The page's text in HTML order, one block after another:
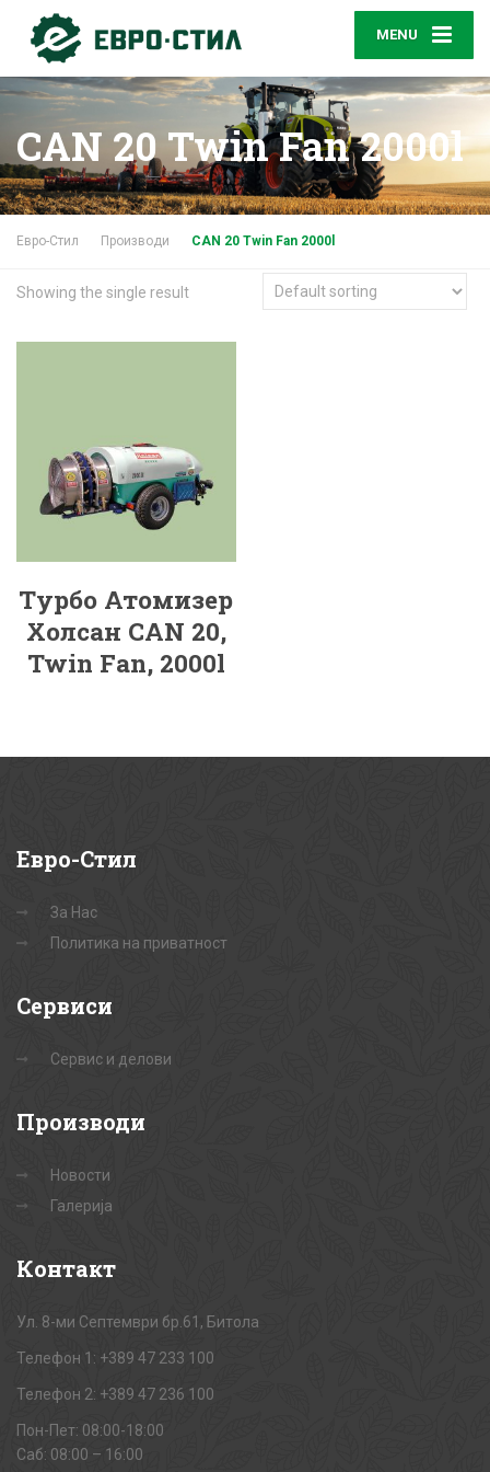
MENU
CAN 20 Twin Fan 2000l
Евро-Стил Производи CAN 20 Twin Fan 2000l
Showing the single result
Турбо Атомизер
Холсан CAN 20,
Twin Fan, 2000l
Евро-Стил
За Нас
Политика на приватност
Сервиси
Сервис и делови
Производи
Новости
Галерија
Контакт
Ул. 8-ми Септември бр.61, Битола
Телефон 1: +389 47 233 100
Телефон 2: +389 47 236 100
Пон-Пет: 08:00-18:00
Саб: 08:00 – 16:00